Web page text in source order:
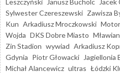
Sylwester Czereszewski Zawisza
Kun Arkadiusz Mroczkowski
Wojda DKS Dobre Miasto
Zin Stadion wywiad Arkadiusz
Gdynia Piotr Głowacki Jagiellonia
Michał Alancewicz ultras Łódzki